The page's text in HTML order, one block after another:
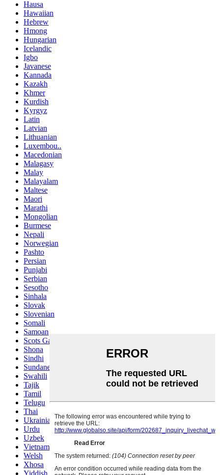
Hausa
Hawaiian
Hebrew
Hmong
Hungarian
Icelandic
Igbo
Javanese
Kannada
Kazakh
Khmer
Kurdish
Kyrgyz
Latin
Latvian
Lithuanian
Luxembou..
Macedonian
Malagasy
Malay
Malayalam
Maltese
Maori
Marathi
Mongolian
Burmese
Nepali
Norwegian
Pashto
Persian
Punjabi
Serbian
Sesotho
Sinhala
Slovak
Slovenian
Somali
Samoan
Scots Gaelic
Shona
Sindhi
Sundanese
Swahili
Tajik
Tamil
Telugu
Thai
Ukrainian
Urdu
Uzbek
Vietnamese
Welsh
Xhosa
Yiddish